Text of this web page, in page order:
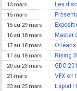
13 mars Les
15 mars
15 au 29 mars
16 au 18 mars Master
17 au 18 mars Orléans
17 au 18 mars Rising
20 au 23 mars GDC
21 mars VFX en
23 au 25 mars Esport